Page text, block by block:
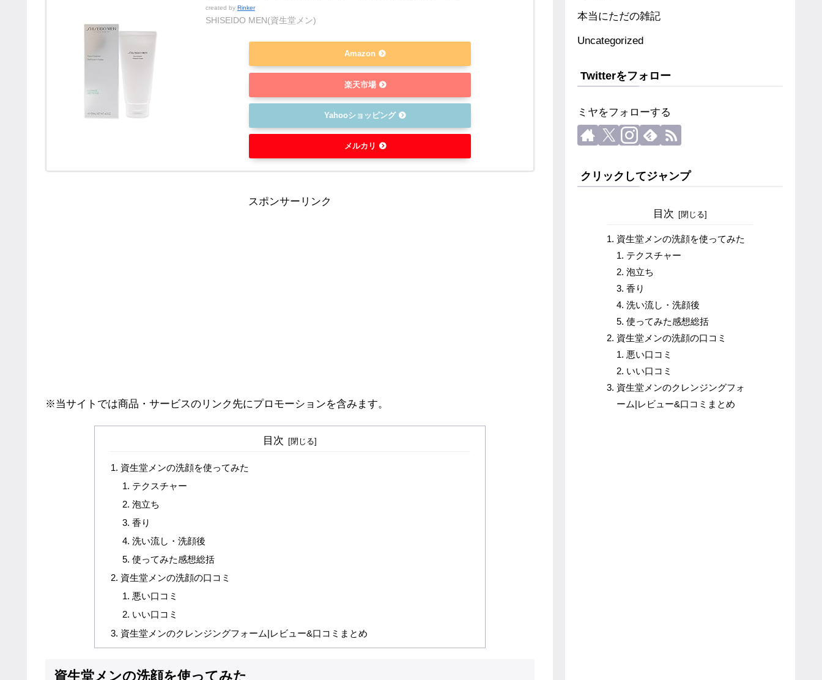
created by Rinker
SHISEIDO MEN(資生堂メン)
Amazon
楽天市場
Yahooショッピング
メルカリ
スポンサーリンク
※当サイトでは商品・サービスのリンク先にプロモーションを含みます。
目次
資生堂メンの洗顔を使ってみた
テクスチャー
泡立ち
香り
洗い流し・洗顔後
使ってみた感想総括
資生堂メンの洗顔の口コミ
悪い口コミ
いい口コミ
資生堂メンのクレンジングフォーム|レビュー&口コミまとめ
資生堂メンの洗顔を使ってみた
本当にただの雑記
Uncategorized
Twitterをフォロー
ミヤをフォローする
クリックしてジャンプ
目次
資生堂メンの洗顔を使ってみた
テクスチャー
泡立ち
香り
洗い流し・洗顔後
使ってみた感想総括
資生堂メンの洗顔の口コミ
悪い口コミ
いい口コミ
資生堂メンのクレンジングフォ
ーム|レビュー&口コミまとめ